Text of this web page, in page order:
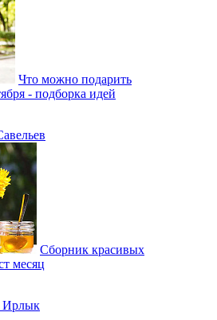
Что можно подарить
- подборка идей
Сборник красивых
месяц
Ирлык